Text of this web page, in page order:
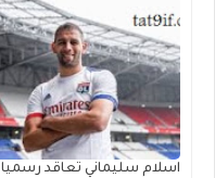
اسلام سليماني تعاقد رسميا